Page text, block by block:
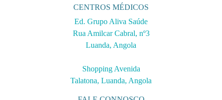
CENTROS MÉDICOS
Ed. Grupo Aliva Saúde
Rua Amilcar Cabral, nº3
Luanda, Angola
Shopping Avenida
Talatona, Luanda, Angola